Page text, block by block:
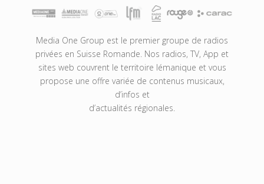
Media One Group est le premier groupe de radios
privées en Suisse Romande. Nos radios, TV, App et
sites web couvrent le territoire lémanique et vous
propose une offre variée de contenus musicaux,
d’infos et
d’actualités régionales.